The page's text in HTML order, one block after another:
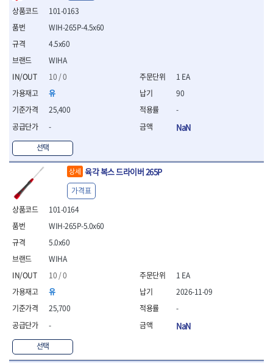
- 십자비트소켓
- XZN비트
- 임팩XZN비트
- 라쳇핸들세트
- 사각비트
- 토크드라이버
- 포지비트소켓
- 임팩포지비트소켓
플라이어,몽키,스패너
- 뻰치
- 편구스패너
- 플라이어
- 스냅링플라이어
- 그룹조인트플라이어
- 케이블커터
- 니퍼 외
- 바이스플라이어
- 공구함세트
- 콤비네이션렌치
- 양구스패너
- 콤비네이션렌치세트
- 플레어너트렌치
101-0163
WIHA
10 / 0
유
25,400
-
선택
WIH-265P-4.5x60
4.5x60
1 EA
90
-
NaN
상세 육각 복스 드라이버 265P
101-0164
WIHA
10 / 0
유
25,700
-
선택
WIH-265P-5.0x60
5.0x60
가격표
1 EA
2026-11-09
-
NaN